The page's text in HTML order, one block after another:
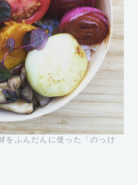
をふんだんに使った「のっけ